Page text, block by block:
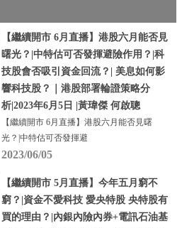
【繼續開市 6月直播】港股六月能否見
曙光？|中特估可否發揮避險作用？|科
技股會否吸引資金回流？| 美息如何影
響科技股？｜港股部署輪證策略分
析|2023年6月5日 |黃瑋傑 何啟聰
【繼續開市 6月直播】港股六月能否見曙
光？|中特估可否發揮避
2023/06/05
【繼續開市 5月直播】今年五月窮不
窮？|資金不愛科技 愛央特股 央特股有
買的理由？|內銀內險內券+電訊石油基